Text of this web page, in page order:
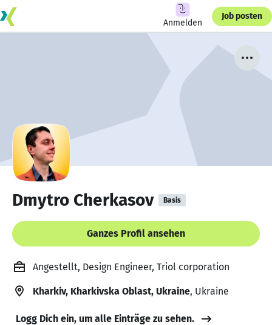
Anmelden
Job posten
Dmytro Cherkasov Basis
Ganzes Profil ansehen
Angestellt, Design Engineer, Triol corporation
Kharkiv, Kharkivska Oblast, Ukraine, Ukraine
Logg Dich ein, um alle Einträge zu sehen.